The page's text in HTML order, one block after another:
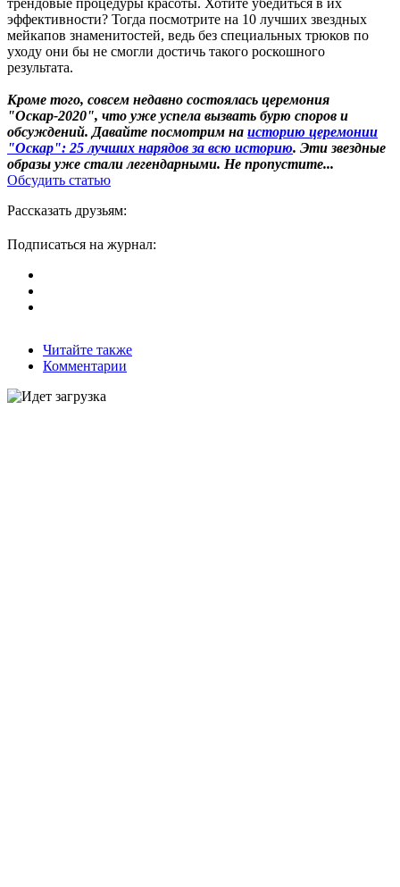
эффективности? Тогда посмотрите на 10 лучших звездных
мейкапов знаменитостей, ведь без специальных трюков по
уходу они бы не смогли достичь такого роскошного
результата.
Кроме того, совсем недавно состоялась церемония
"Оскар-2020", что уже успела вызвать бурю споров и
обсуждений. Давайте посмотрим на историю церемонии
"Оскар": 25 лучших нарядов за всю историю. Эти звездные
образы уже стали легендарными. Не пропустите...
Обсудить статью
Рассказать друзьям:
Подписаться на журнал:
Читайте также
Комментарии